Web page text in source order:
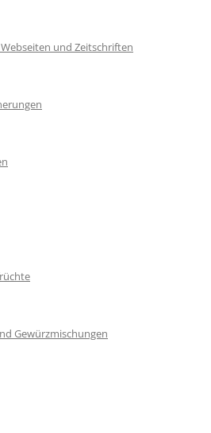
und Zeitschriften
Gewürzmischungen